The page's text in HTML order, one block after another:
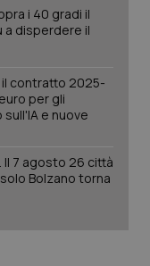
i 40 gradi il
a disperdere il
il contratto 2025-
per gli
e nuove
Il 7 agosto 26 città
Bolzano torna